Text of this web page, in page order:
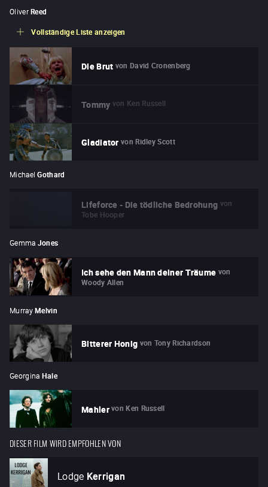
Oliver Reed
Vollständige Liste anzeigen
Die Brut von David Cronenberg
Tommy von Ken Russell
Gladiator von Ridley Scott
Michael Gothard
Lifeforce - Die tödliche Bedrohung von
Tobe Hooper
Gemma Jones
Ich sehe den Mann deiner Träume von
Woody Allen
Murray Melvin
Bitterer Honig von Tony Richardson
Georgina Hale
Mahler von Ken Russell
DIESER FILM WIRD EMPFOHLEN VON
Lodge Kerrigan